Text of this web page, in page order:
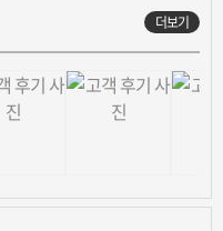
더보기